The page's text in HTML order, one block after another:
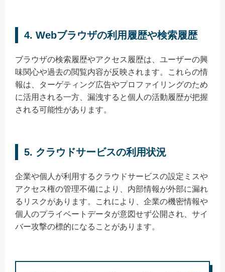
4. Webブラウザの利用履歴や検索履歴
ブラウザの検索履歴やアクセス履歴は、ユーザーの興
味関心や過去の閲覧内容が反映されます。これらの情
報は、ターゲティング広告やプロファイリングのため
に活用される一方、漏洩すると個人の活動履歴が把握
される可能性があります。
5. クラウドサービスの利用状況
企業や個人が利用するクラウドサービスの設定ミスや
アクセス権の管理不備により、内部情報が外部に漏れ
るリスクがあります。これにより、企業の機密情報や
個人のプライベートデータが意図せず公開され、サイ
バー攻撃の標的になることがあります。